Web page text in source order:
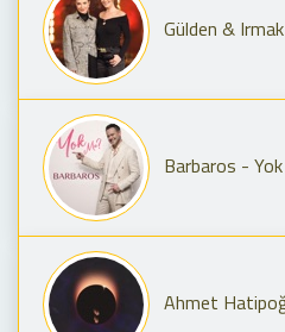
Gülden & Irmak
Barbaros -
Ahmet